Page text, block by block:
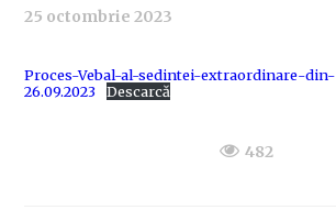
25 octombrie 2023
Proces-Vebal-al-sedintei-extraordinare-din-
26.09.2023
Descarcă
482